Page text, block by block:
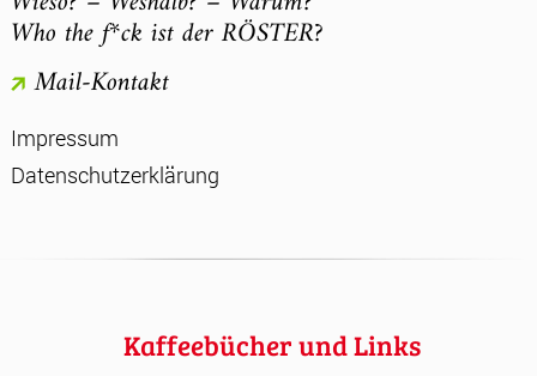
Who the f*ck ist der RÖSTER?
Mail-Kontakt
Impressum
Datenschutzerklärung
Kaffeebücher und Links